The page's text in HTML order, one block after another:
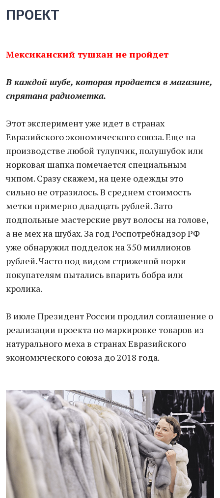
ПРОЕКТ
Мексиканский тушкан не пройдет
В каждой шубе, которая продается в магазине,
спрятана радиометка.
Этот эксперимент уже идет в странах
Евразийского экономического союза. Еще на
производстве любой тулупчик, полушубок или
норковая шапка помечается специальным
чипом. Сразу скажем, на цене одежды это
сильно не отразилось. В среднем стоимость
метки примерно двадцать рублей. Зато
подпольные мастерские рвут волосы на голове,
а не мех на шубах. За год Роспотребнадзор РФ
уже обнаружил подделок на 350 миллионов
рублей. Часто под видом стриженой норки
покупателям пытались впарить бобра или
кролика.
В июле Президент России продлил соглашение о
реализации проекта по маркировке товаров из
натурального меха в странах Евразийского
экономического союза до 2018 года.